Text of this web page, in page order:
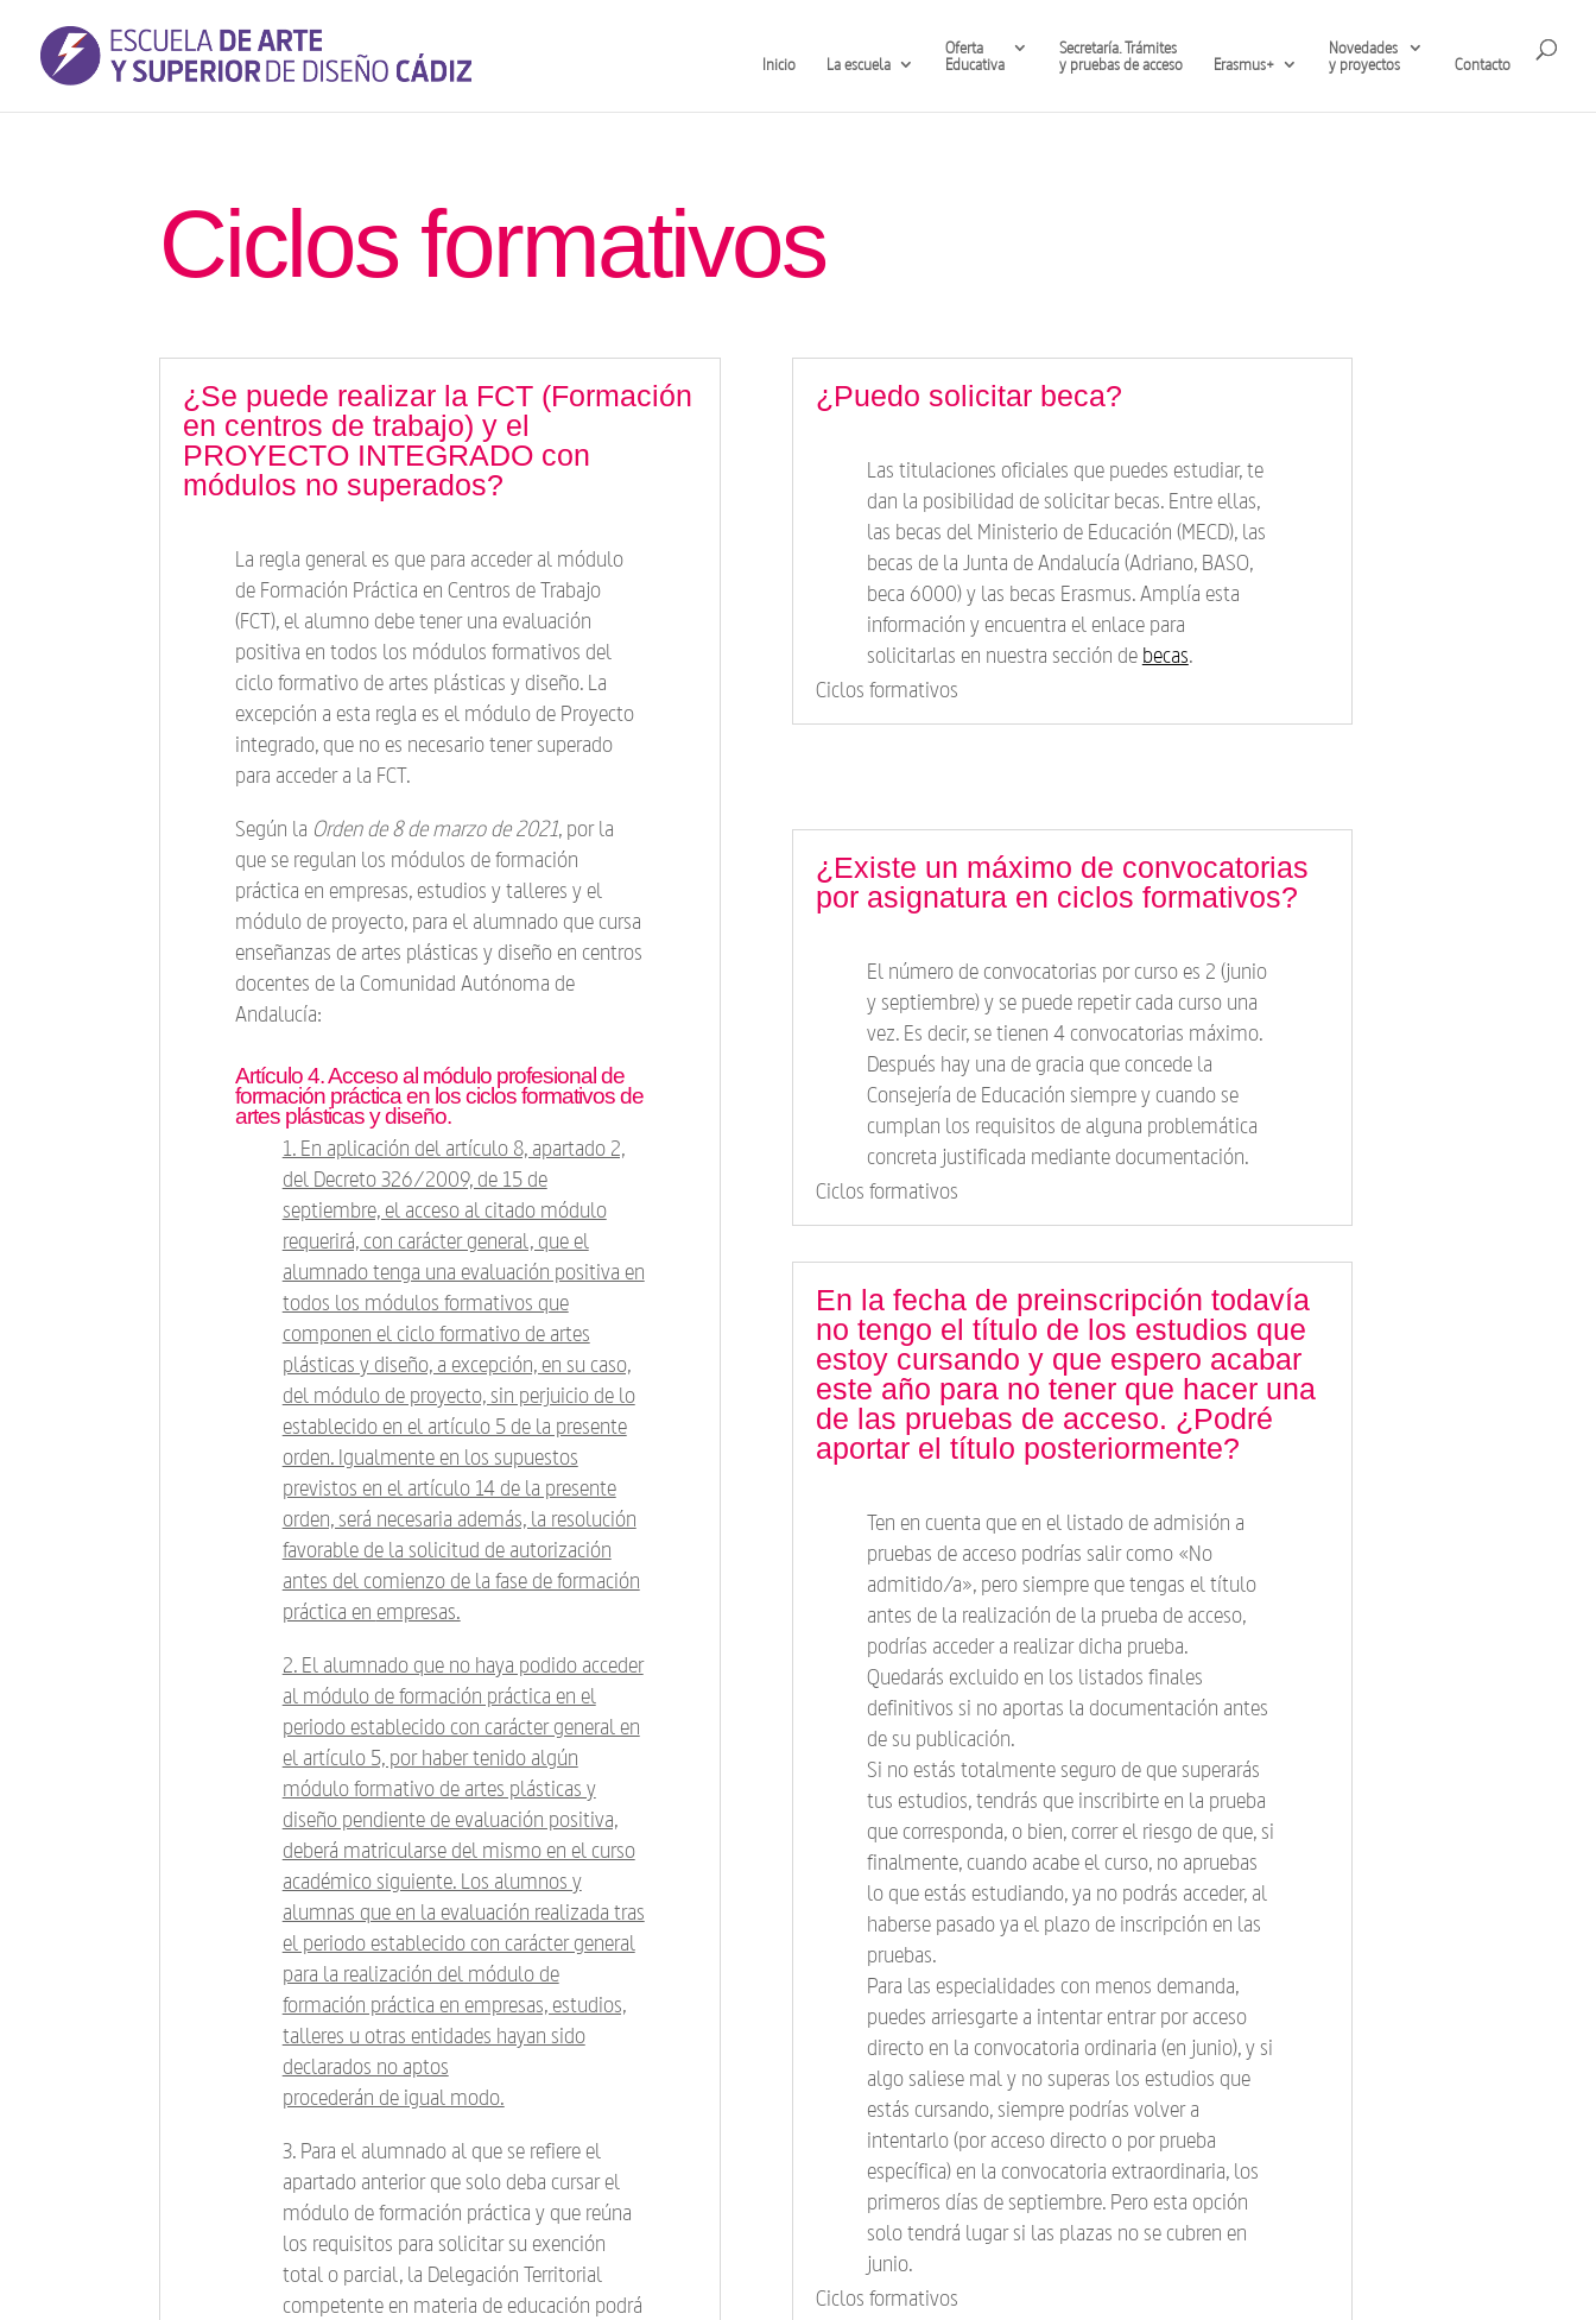
Inicio La escuela
Oferta
Educativa
Secretaría. Trámites
y pruebas de acceso
Erasmus+
Novedades
y proyectos
Contacto
Ciclos formativos
¿Se puede realizar la FCT (Formación
en centros de trabajo) y el
PROYECTO INTEGRADO con
módulos no superados?
La regla general es que para acceder al módulo
de Formación Práctica en Centros de Trabajo
(FCT), el alumno debe tener una evaluación
positiva en todos los módulos formativos del
ciclo formativo de artes plásticas y diseño. La
excepción a esta regla es el módulo de Proyecto
integrado, que no es necesario tener superado
para acceder a la FCT.
Según la Orden de 8 de marzo de 2021, por la
que se regulan los módulos de formación
práctica en empresas, estudios y talleres y el
módulo de proyecto, para el alumnado que cursa
enseñanzas de artes plásticas y diseño en centros
docentes de la Comunidad Autónoma de
Andalucía:
Artículo 4. Acceso al módulo profesional de
formación práctica en los ciclos formativos de
artes plásticas y diseño.
1. En aplicación del artículo 8, apartado 2,
del Decreto 326/2009, de 15 de
septiembre, el acceso al citado módulo
requerirá, con carácter general, que el
alumnado tenga una evaluación positiva en
todos los módulos formativos que
componen el ciclo formativo de artes
plásticas y diseño, a excepción, en su caso,
del módulo de proyecto, sin perjuicio de lo
establecido en el artículo 5 de la presente
orden. Igualmente en los supuestos
previstos en el artículo 14 de la presente
orden, será necesaria además, la resolución
favorable de la solicitud de autorización
antes del comienzo de la fase de formación
práctica en empresas.
2. El alumnado que no haya podido acceder
al módulo de formación práctica en el
periodo establecido con carácter general en
el artículo 5, por haber tenido algún
módulo formativo de artes plásticas y
diseño pendiente de evaluación positiva,
deberá matricularse del mismo en el curso
académico siguiente. Los alumnos y
alumnas que en la evaluación realizada tras
el periodo establecido con carácter general
para la realización del módulo de
formación práctica en empresas, estudios,
talleres u otras entidades hayan sido
declarados no aptos
procederán de igual modo.
3. Para el alumnado al que se refiere el
apartado anterior que solo deba cursar el
módulo de formación práctica y que reúna
los requisitos para solicitar su exención
total o parcial, la Delegación Territorial
competente en materia de educación podrá
¿Puedo solicitar beca?
Ciclos formativos
Las titulaciones oficiales que puedes estudiar, te
dan la posibilidad de solicitar becas. Entre ellas,
las becas del Ministerio de Educación (MECD), las
becas de la Junta de Andalucía (Adriano, BASO,
beca 6000) y las becas Erasmus. Amplía esta
información y encuentra el enlace para
solicitarlas en nuestra sección de becas.
¿Existe un máximo de convocatorias
por asignatura en ciclos formativos?
Ciclos formativos
El número de convocatorias por curso es 2 (junio
y septiembre) y se puede repetir cada curso una
vez. Es decir, se tienen 4 convocatorias máximo.
Después hay una de gracia que concede la
Consejería de Educación siempre y cuando se
cumplan los requisitos de alguna problemática
concreta justificada mediante documentación.
En la fecha de preinscripción todavía
no tengo el título de los estudios que
estoy cursando y que espero acabar
este año para no tener que hacer una
de las pruebas de acceso. ¿Podré
aportar el título posteriormente?
Ciclos formativos
Ten en cuenta que en el listado de admisión a
pruebas de acceso podrías salir como «No
admitido/a», pero siempre que tengas el título
antes de la realización de la prueba de acceso,
podrías acceder a realizar dicha prueba.
Quedarás excluido en los listados finales
definitivos si no aportas la documentación antes
de su publicación.
Si no estás totalmente seguro de que superarás
tus estudios, tendrás que inscribirte en la prueba
que corresponda, o bien, correr el riesgo de que, si
finalmente, cuando acabe el curso, no apruebas
lo que estás estudiando, ya no podrás acceder, al
haberse pasado ya el plazo de inscripción en las
pruebas.
Para las especialidades con menos demanda,
puedes arriesgarte a intentar entrar por acceso
directo en la convocatoria ordinaria (en junio), y si
algo saliese mal y no superas los estudios que
estás cursando, siempre podrías volver a
intentarlo (por acceso directo o por prueba
específica) en la convocatoria extraordinaria, los
primeros días de septiembre. Pero esta opción
solo tendrá lugar si las plazas no se cubren en
junio.